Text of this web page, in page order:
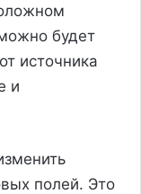
будет
источника
и
полей. Это